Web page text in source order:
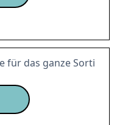
für das ganze Sorti